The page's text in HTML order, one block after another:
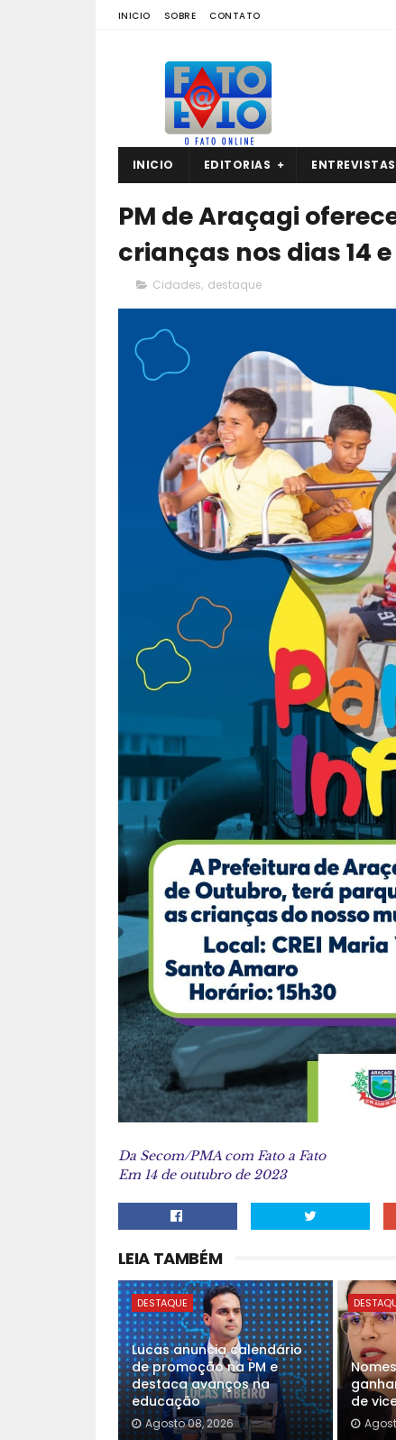
INICIO SOBRE CONTATO
INICIO EDITORIAS ENTREVISTAS
PM de Araçagi
crianças nos dias 14 e
Cidades, destaque
Da Secom/PMA com Fato a Fato
Em 14 de outubro de 2023
LEIA TAMBÉM
DESTAQUE
Lucas anuncia calendário
de promoção na PM e
destaca avanços na
educação
Agosto 08, 2026
de